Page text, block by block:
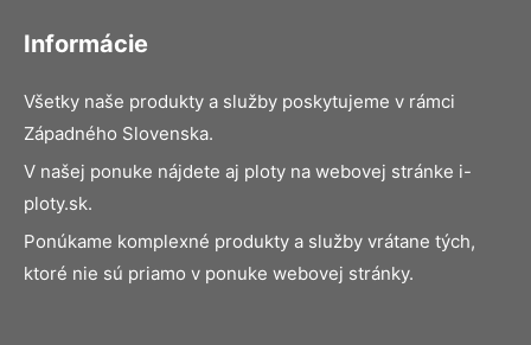
Informácie
Všetky naše produkty a služby poskytujeme v rámci
Západného Slovenska.
V našej ponuke nájdete aj ploty na webovej stránke i-
ploty.sk.
Ponúkame komplexné produkty a služby vrátane tých,
ktoré nie sú priamo v ponuke webovej stránky.